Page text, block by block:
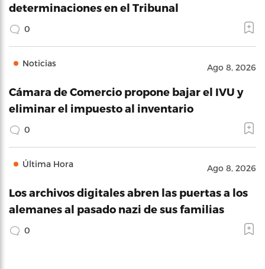
determinaciones en el Tribunal
0
Noticias Ago 8, 2026
Cámara de Comercio propone bajar el IVU y
eliminar el impuesto al inventario
0
Última Hora Ago 8, 2026
Los archivos digitales abren las puertas a los
alemanes al pasado nazi de sus familias
0